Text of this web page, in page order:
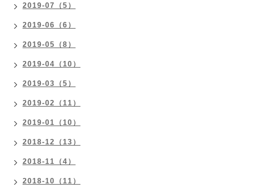
2019-07（5）
2019-06（6）
2019-05（8）
2019-04（10）
2019-03（5）
2019-02（11）
2019-01（10）
2018-12（13）
2018-11（4）
2018-10（11）